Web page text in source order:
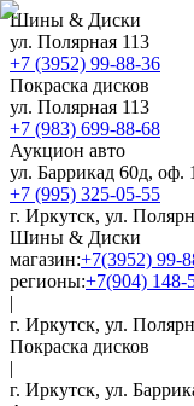
Шины & Диски
ул. Полярная 113
+7 (3952) 99-88-36
Покраска дисков
ул. Полярная 113
+7 (983) 699-88-68
Аукцион авто
ул. Баррикад 60д, оф.
+7 (995) 325-05-55
г. Иркутск, ул.
Шины & Диски
магазин:+7(3952) 99-
регионы:+7(904) 148-
|
г. Иркутск, ул.
Покраска дисков
|
г. Иркутск, ул.